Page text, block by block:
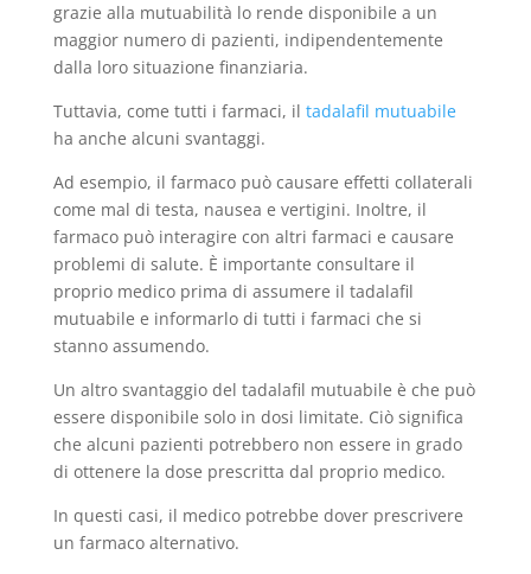
grazie alla mutuabilità lo rende disponibile a un
maggior numero di pazienti, indipendentemente
dalla loro situazione finanziaria.
Tuttavia, come tutti i farmaci, il tadalafil mutuabile
ha anche alcuni svantaggi.
Ad esempio, il farmaco può causare effetti collaterali
come mal di testa, nausea e vertigini. Inoltre, il
farmaco può interagire con altri farmaci e causare
problemi di salute. È importante consultare il
proprio medico prima di assumere il tadalafil
mutuabile e informarlo di tutti i farmaci che si
stanno assumendo.
Un altro svantaggio del tadalafil mutuabile è che può
essere disponibile solo in dosi limitate. Ciò significa
che alcuni pazienti potrebbero non essere in grado
di ottenere la dose prescritta dal proprio medico.
In questi casi, il medico potrebbe dover prescrivere
un farmaco alternativo.